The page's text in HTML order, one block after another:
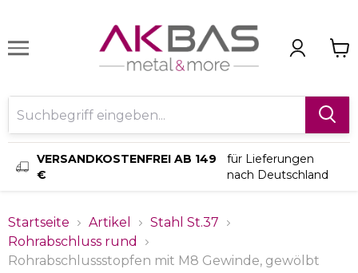
VERSANDKOSTENFREI AB 149
€
für Lieferungen
nach Deutschland
Startseite Artikel
Stahl St.37
Rohrabschluss rund
Rohrabschlussstopfen mit M8 Gewinde, gewölbt